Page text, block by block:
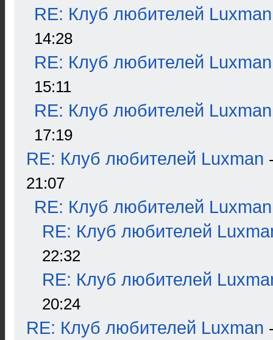
RE: Клуб любителей Luxman
14:28
RE: Клуб любителей Luxman
15:11
RE: Клуб любителей Luxman
17:19
RE: Клуб любителей Luxman
21:07
RE: Клуб любителей Luxman
RE: Клуб любителей
22:32
RE: Клуб любителей
20:24
RE: Клуб любителей Luxman